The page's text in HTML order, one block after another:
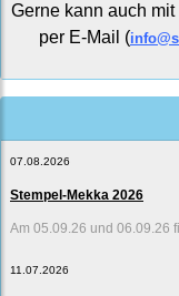
Gerne kann auch
per E-Mail (
07.08.2026
Stempel-Mekka 2026
Am 05.09.26 und 06.09.26
11.07.2026